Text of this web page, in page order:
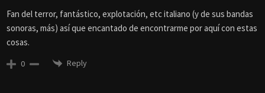
Fan del terror, fantástico, explotación, etc italiano (y de sus bandas
sonoras, más) así que encantado de encontrarme por aquí con estas
cosas.
0 Reply